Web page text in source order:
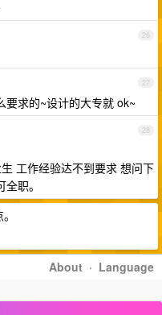
26
27
要求的~设计的大专就 ok~
28
工作经验达不到要求 想问下
职。
About · Language